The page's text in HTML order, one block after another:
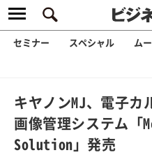
セミナー スペシャル ム
キヤノンMJ、電子
画像管理システム
Solution」発売